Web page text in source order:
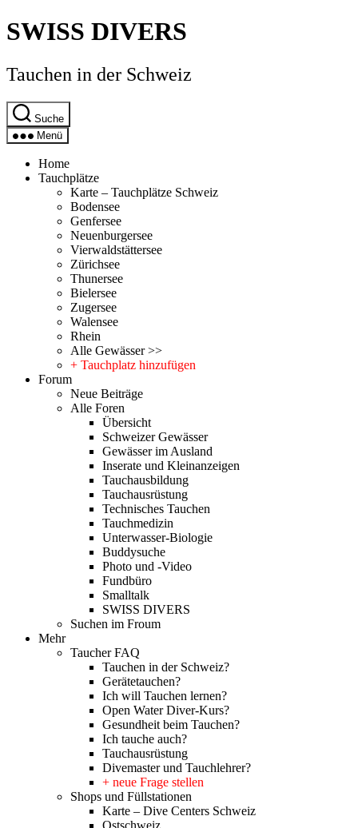
Direkt
zum
wechseln
SWISS DIVERS
Tauchen in der Schweiz
Suche
Menü
Home
Tauchplätze
Karte – Tauchplätze Schweiz
Bodensee
Genfersee
Neuenburgersee
Vierwaldstättersee
Zürichsee
Thunersee
Bielersee
Zugersee
Walensee
Rhein
Alle Gewässer >>
+ Tauchplatz hinzufügen
Forum
Neue Beiträge
Alle Foren
Übersicht
Schweizer Gewässer
Gewässer im Ausland
Inserate und Kleinanzeigen
Tauchausbildung
Tauchausrüstung
Technisches Tauchen
Tauchmedizin
Unterwasser-Biologie
Buddysuche
Photo und -Video
Fundbüro
Smalltalk
SWISS DIVERS
Suchen im Froum
Mehr
Taucher FAQ
Tauchen in der Schweiz?
Gerätetauchen?
Ich will Tauchen lernen?
Open Water Diver-Kurs?
Gesundheit beim Tauchen?
Ich tauche auch?
Tauchausrüstung
Divemaster und Tauchlehrer?
+ neue Frage stellen
Shops und Füllstationen
Karte – Dive Centers Schweiz
Ostschweiz